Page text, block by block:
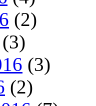
(2)
(3)
(3)
(2)